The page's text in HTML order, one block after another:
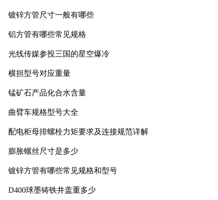
镀锌方管尺寸一般有哪些
铝方管有哪些常见规格
光线传媒参投三国的星空爆冷
横担型号对应重量
锰矿石产品化合水含量
曲臂车规格型号大全
配电柜母排螺栓力矩要求及连接规范详解
膨胀螺丝尺寸是多少
镀锌方管有哪些常见规格和型号
D400球墨铸铁井盖重多少